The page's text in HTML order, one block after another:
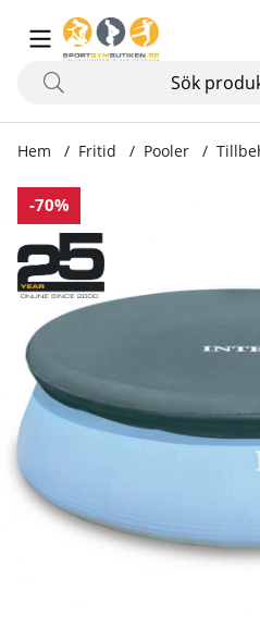
Hem Fritid Pooler
-70%
Produktbilder Poolöverdrag